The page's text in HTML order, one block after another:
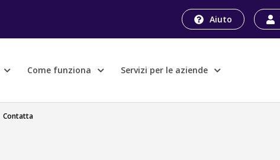
Aiuto
Come funziona Servizi per le aziende
Contatta